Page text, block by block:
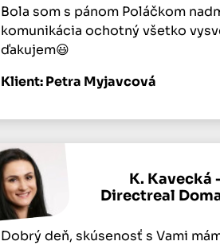
Bola som s pánom Poláčkom
komunikácia ochotný všetko
ďakujem😃
Klient: Petra Myjavcová
K. Kavecká
Directreal
Dobrý deň, skúsenosť s Vami